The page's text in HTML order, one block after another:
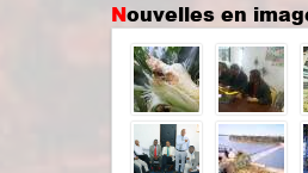
Nouvelles en